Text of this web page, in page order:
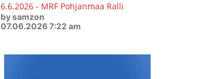
6.6.2026 - MRF Pohjanmaa Ralli
by samzon
07.06.2026 7:22 am